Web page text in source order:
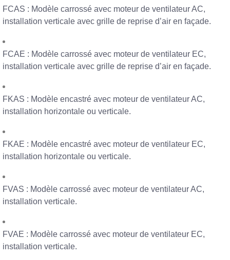
FCAS : Modèle carrossé avec moteur de ventilateur AC,
installation verticale avec grille de reprise d’air en façade.
FCAE : Modèle carrossé avec moteur de ventilateur EC,
installation verticale avec grille de reprise d’air en façade.
FKAS : Modèle encastré avec moteur de ventilateur AC,
installation horizontale ou verticale.
FKAE : Modèle encastré avec moteur de ventilateur EC,
installation horizontale ou verticale.
FVAS : Modèle carrossé avec moteur de ventilateur AC,
installation verticale.
FVAE : Modèle carrossé avec moteur de ventilateur EC,
installation verticale.